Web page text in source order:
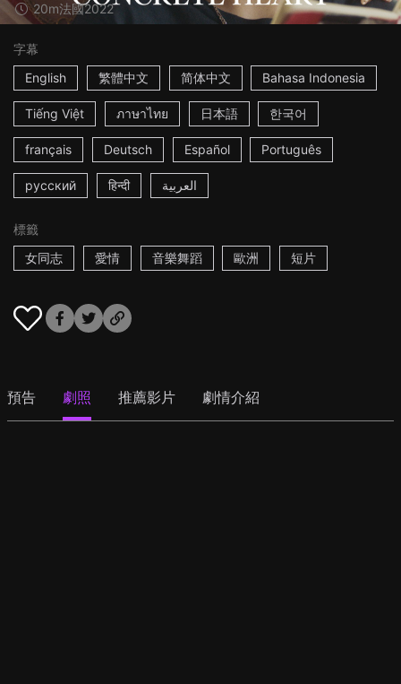
20m法國2022
字幕
English
繁體中文 简体中文 Bahasa Indonesia
Tiếng Việt ภาษาไทย 日本語 한국어
français Deutsch Español Português
русский हिन्दी العربية
標籤
女同志
愛情 音樂舞蹈 歐洲 短片
預告 劇照 推薦影片 劇情介紹